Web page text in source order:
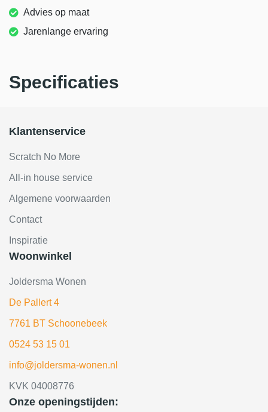
Advies op maat
Jarenlange ervaring
Specificaties
Klantenservice
Scratch No More
All-in house service
Algemene voorwaarden
Contact
Inspiratie
Woonwinkel
Joldersma Wonen
De Pallert 4
7761 BT Schoonebeek
0524 53 15 01
info@joldersma-wonen.nl
KVK 04008776
Onze openingstijden: